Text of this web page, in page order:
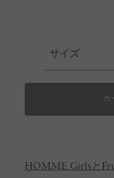
サイズ
カ
HOMME Girlsと